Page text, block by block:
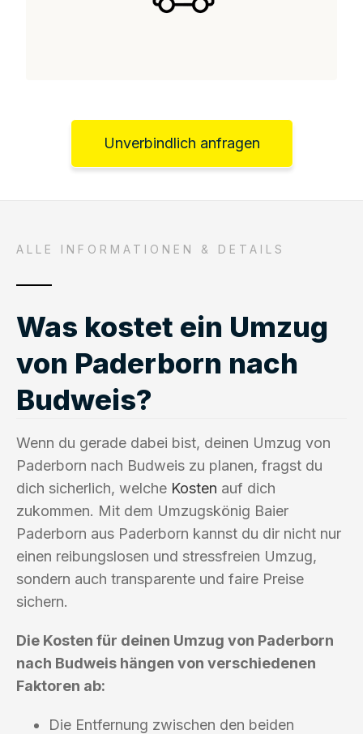
Unverbindlich anfragen
ALLE INFORMATIONEN & DETAILS
Was kostet ein Umzug
von Paderborn nach
Budweis?
Wenn du gerade dabei bist, deinen Umzug von
Paderborn nach Budweis zu planen, fragst du
dich sicherlich, welche Kosten auf dich
zukommen. Mit dem Umzugskönig Baier
Paderborn aus Paderborn kannst du dir nicht nur
einen reibungslosen und stressfreien Umzug,
sondern auch transparente und faire Preise
sichern.
Die Kosten für deinen Umzug von Paderborn
nach Budweis hängen von verschiedenen
Faktoren ab:
Die Entfernung zwischen den beiden